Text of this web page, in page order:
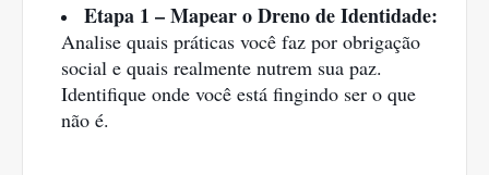
Etapa 1 – Mapear o Dreno de Identidade:
Analise quais práticas você faz por obrigação
social e quais realmente nutrem sua paz.
Identifique onde você está fingindo ser o que
não é.